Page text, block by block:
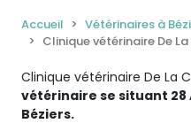
Accueil
Vétérinaires à
Clinique vétérinaire De
Clinique vétérinaire De La
vétérinaire se situant 28
Béziers.